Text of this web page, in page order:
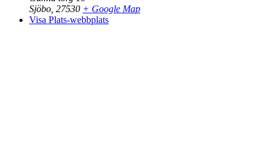
Sjöbo 27530 + Google Map
Visa Plats-webbplats